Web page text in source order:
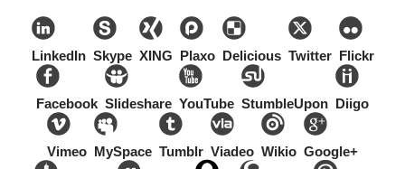
LinkedIn Skype XING Plaxo Delicious Twitter Flickr
Facebook Slideshare YouTube StumbleUpon Diigo
Vimeo MySpace Tumblr Viadeo Wikio Google+